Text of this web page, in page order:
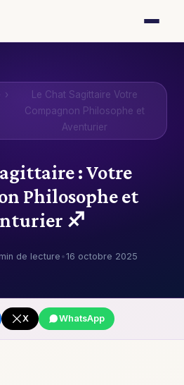
›
Le Chat Sagittaire Votre
Compagnon Philosophe et
Aventurier
: Votre
Philosophe et
♐
de lecture •16 octobre 2025
X WhatsApp